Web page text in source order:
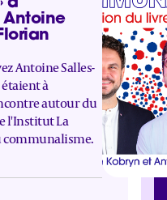
Antoine Salles-
à
autour du
l'Institut La
communalisme.